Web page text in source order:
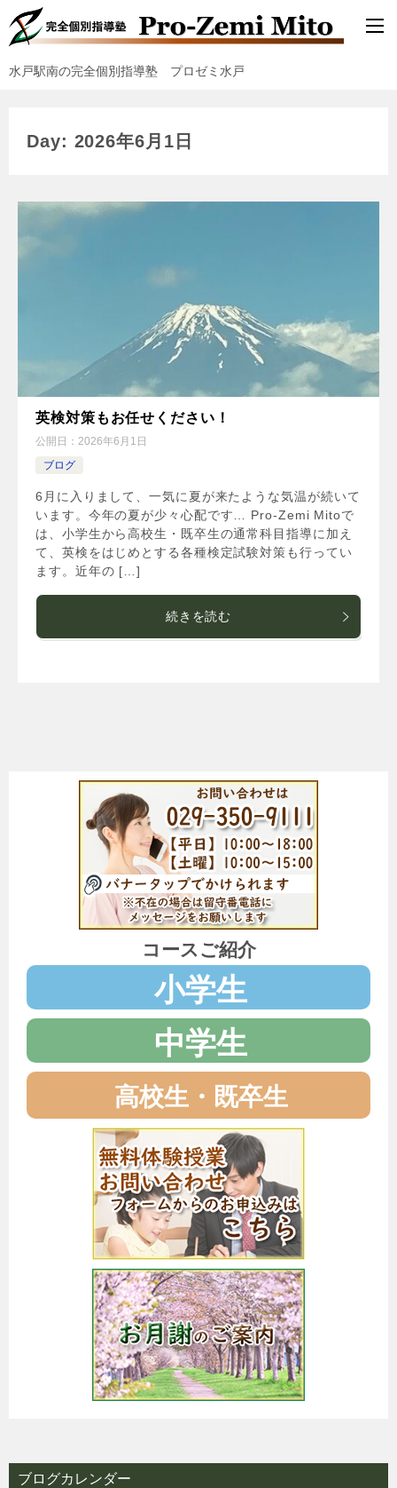
水戸駅南の完全個別指導塾 プロゼミ水戸
Day: 2026年6月1日
英検対策もお任せください！
公開日： 2026年6月1日
ブログ
6月に入りまして、一気に夏が来たような気温が続いて
います。今年の夏が少々心配です… Pro-Zemi Mitoで
は、小学生から高校生・既卒生の通常科目指導に加え
て、英検をはじめとする各種検定試験対策も行ってい
ます。近年の […]
続きを読む
コースご紹介
小学生
中学生
高校生・既卒生
ブログカレンダー